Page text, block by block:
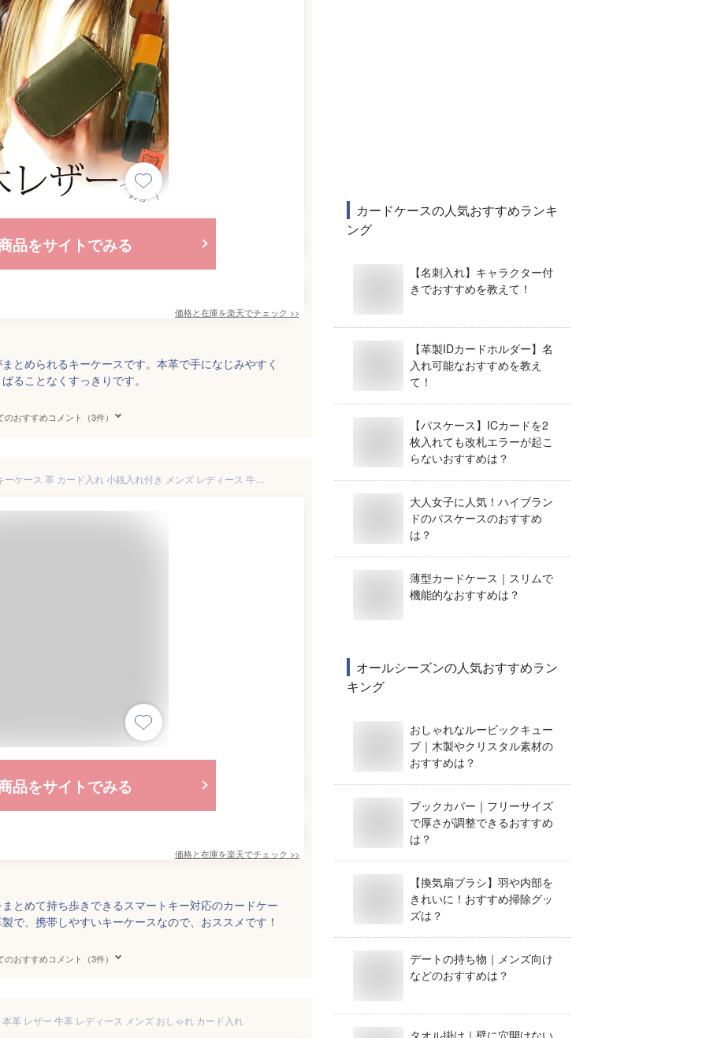
品をサイトでみる
価格と在庫を楽天でチェック >>
とめられるキーケースです。本革で手になじみやすく
ることなくすっきりです。
のおすすめコメント（3件）
品をサイトでみる
価格と在庫を楽天でチェック >>
とめて持ち歩きできるスマートキー対応のカードケー
で、携帯しやすいキーケースなので、おススメです！
のおすすめコメント（3件）
革 レザー 牛革 レディース メンズ おしゃれ カード入れ
カードケースの人気おすすめランキ
ング
【名刺入れ】キャラクター付
きでおすすめを教えて！
【革製IDカードホルダー】名
入れ可能なおすすめを教え
て！
【パスケース】ICカードを2
枚入れても改札エラーが起こ
らないおすすめは？
大人女子に人気！ハイブラン
ドのパスケースのおすすめ
は？
薄型カードケース｜スリムで
機能的なおすすめは？
オールシーズンの人気おすすめラン
キング
おしゃれなルービックキュー
ブ｜木製やクリスタル素材の
おすすめは？
ブックカバー｜フリーサイズ
で厚さが調整できるおすすめ
は？
【換気扇ブラシ】羽や内部を
きれいに！おすすめ掃除グッ
ズは？
デートの持ち物｜メンズ向け
などのおすすめは？
タオル掛け｜壁に穴開けない